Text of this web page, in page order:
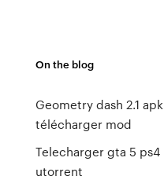
On the blog
Geometry dash 2.1 apk
télécharger mod
Telecharger gta 5 ps4
utorrent